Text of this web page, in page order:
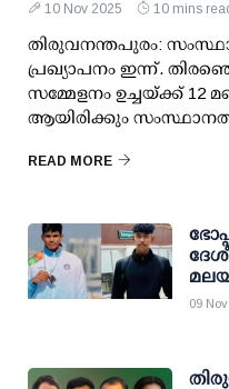
10 Nov 2025 10 mins
തിരുവനന്തപുരം:
പ്രഖ്യാപനം ഇന്ന്.
സമ്മേളനം ഉച്ചയ്ക്ക് 12
ആയിരിക്കും
READ MORE
09 Nov